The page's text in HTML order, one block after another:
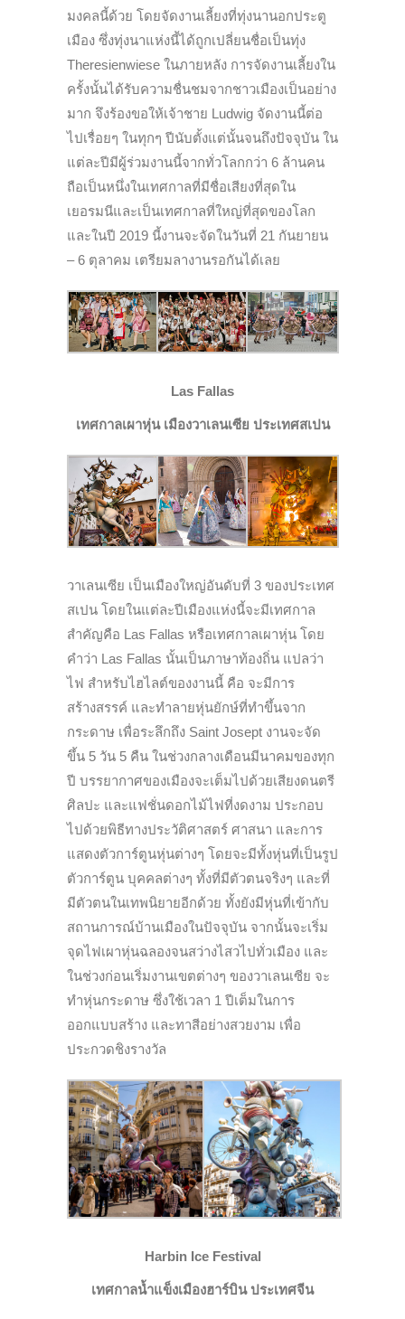
มงคลนี้ด้วย โดยจัดงานเลี้ยงที่ทุ่งนานอกประตู
เมือง ซึ่งทุ่งนาแห่งนี้ได้ถูกเปลี่ยนชื่อเป็นทุ่ง
Theresienwiese ในภายหลัง การจัดงานเลี้ยงใน
ครั้งนั้นได้รับความชื่นชมจากชาวเมืองเป็นอย่าง
มาก จึงร้องขอให้เจ้าชาย Ludwig จัดงานนี้ต่อ
ไปเรื่อยๆ ในทุกๆ ปีนับตั้งแต่นั้นจนถึงปัจจุบัน ใน
แต่ละปีมีผู้ร่วมงานนี้จากทั่วโลกกว่า 6 ล้านคน
ถือเป็นหนึ่งในเทศกาลที่มีชื่อเสียงที่สุดใน
เยอรมนีและเป็นเทศกาลที่ใหญ่ที่สุดของโลก
และในปี 2019 นี้งานจะจัดในวันที่ 21 กันยายน
– 6 ตุลาคม เตรียมลางานรอกันได้เลย
Las Fallas
เทศกาลเผาหุ่น เมืองวาเลนเซีย ประเทศสเปน
วาเลนเซีย เป็นเมืองใหญ่อันดับที่ 3 ของประเทศ
สเปน โดยในแต่ละปีเมืองแห่งนี้จะมีเทศกาล
สำคัญคือ Las Fallas หรือเทศกาลเผาหุ่น โดย
คำว่า Las Fallas นั้นเป็นภาษาท้องถิ่น แปลว่า
ไฟ สำหรับไฮไลต์ของงานนี้ คือ จะมีการ
สร้างสรรค์ และทำลายหุ่นยักษ์ที่ทำขึ้นจาก
กระดาษ เพื่อระลึกถึง Saint Josept งานจะจัด
ขึ้น 5 วัน 5 คืน ในช่วงกลางเดือนมีนาคมของทุก
ปี บรรยากาศของเมืองจะเต็มไปด้วยเสียงดนตรี
ศิลปะ และแฟชั่นดอกไม้ไฟที่งดงาม ประกอบ
ไปด้วยพิธีทางประวัติศาสตร์ ศาสนา และการ
แสดงตัวการ์ตูนหุ่นต่างๆ โดยจะมีทั้งหุ่นที่เป็นรูป
ตัวการ์ตูน บุคคลต่างๆ ทั้งที่มีตัวตนจริงๆ และที่
มีตัวตนในเทพนิยายอีกด้วย ทั้งยังมีหุ่นที่เข้ากับ
สถานการณ์บ้านเมืองในปัจจุบัน จากนั้นจะเริ่ม
จุดไฟเผาหุ่นฉลองจนสว่างไสวไปทั่วเมือง และ
ในช่วงก่อนเริ่มงานเขตต่างๆ ของวาเลนเซีย จะ
ทำหุ่นกระดาษ ซึ่งใช้เวลา 1 ปีเต็มในการ
ออกแบบสร้าง และทาสีอย่างสวยงาม เพื่อ
ประกวดชิงรางวัล
Harbin Ice Festival
เทศกาลน้ำแข็งเมืองฮาร์บิน ประเทศจีน